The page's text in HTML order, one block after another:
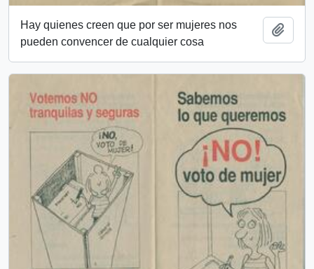
Hay quienes creen que por ser mujeres nos
pueden convencer de cualquier cosa